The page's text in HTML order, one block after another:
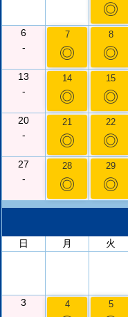
◎
6
-
7
◎
8
◎
13
-
14
◎
15
◎
20
-
21
◎
22
◎
27
-
28
◎
29
◎
日
月 火
3
4 5